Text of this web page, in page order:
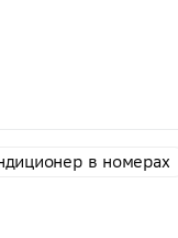
в номерах